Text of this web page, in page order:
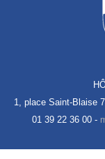
1, place Saint-Blaise
01 39 22 36 00 -